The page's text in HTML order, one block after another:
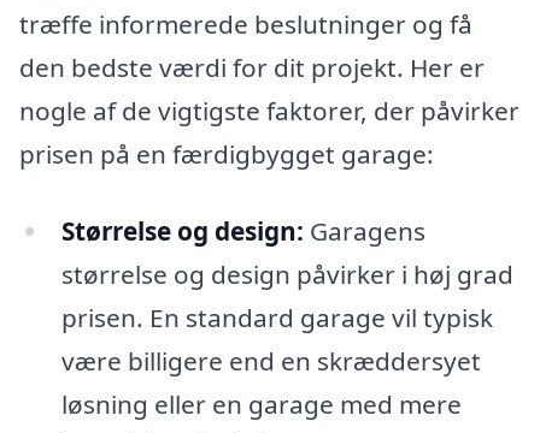
træffe informerede beslutninger og få
den bedste værdi for dit projekt. Her er
nogle af de vigtigste faktorer, der påvirker
prisen på en færdigbygget garage:
Størrelse og design: Garagens
størrelse og design påvirker i høj grad
prisen. En standard garage vil typisk
være billigere end en skræddersyet
løsning eller en garage med mere